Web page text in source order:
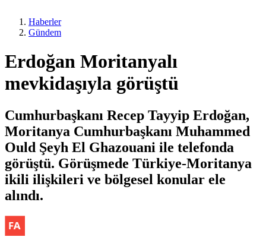
Haberler
Gündem
Erdoğan Moritanyalı
mevkidaşıyla görüştü
Cumhurbaşkanı Recep Tayyip Erdoğan,
Moritanya Cumhurbaşkanı Muhammed
Ould Şeyh El Ghazouani ile telefonda
görüştü. Görüşmede Türkiye-Moritanya
ikili ilişkileri ve bölgesel konular ele
alındı.